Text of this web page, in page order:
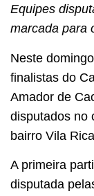
Equipes
marcada para
Neste
finalistas do
Amador de
disputados no
bairro Vila
A primeira
disputada